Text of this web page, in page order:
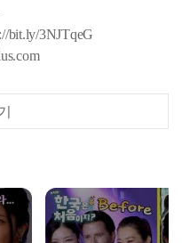
bit.ly/3NJTqeG